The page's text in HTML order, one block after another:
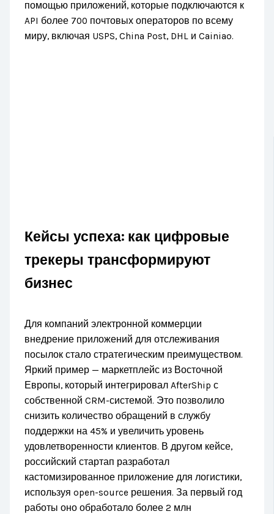
помощью приложений, которые подключаются к
API более 700 почтовых операторов по всему
миру, включая USPS, China Post, DHL и Cainiao.
Кейсы успеха: как цифровые
трекеры трансформируют
бизнес
Для компаний электронной коммерции
внедрение приложений для отслеживания
посылок стало стратегическим преимуществом.
Яркий пример — маркетплейс из Восточной
Европы, который интегрировал AfterShip с
собственной CRM-системой. Это позволило
снизить количество обращений в службу
поддержки на 45% и увеличить уровень
удовлетворенности клиентов. В другом кейсе,
российский стартап разработал
кастомизированное приложение для логистики,
используя open-source решения. За первый год
работы оно обработало более 2 млн